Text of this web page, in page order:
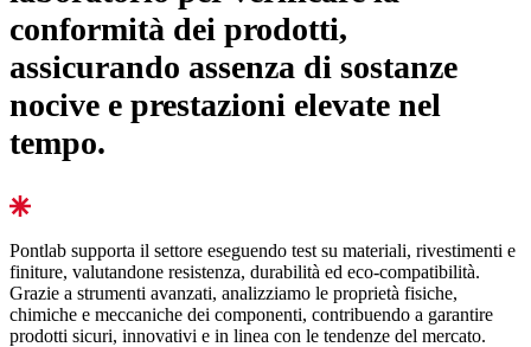
conformità dei prodotti,
assicurando assenza di sostanze
nocive e prestazioni elevate nel
tempo.
Pontlab supporta il settore eseguendo test su materiali, rivestimenti e
finiture, valutandone resistenza, durabilità ed eco-compatibilità.
Grazie a strumenti avanzati, analizziamo le proprietà fisiche,
chimiche e meccaniche dei componenti, contribuendo a garantire
prodotti sicuri, innovativi e in linea con le tendenze del mercato.